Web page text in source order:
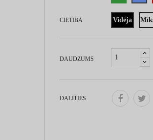
CIETĪBA Vidēja
DAUDZUMS
DALĪTIES